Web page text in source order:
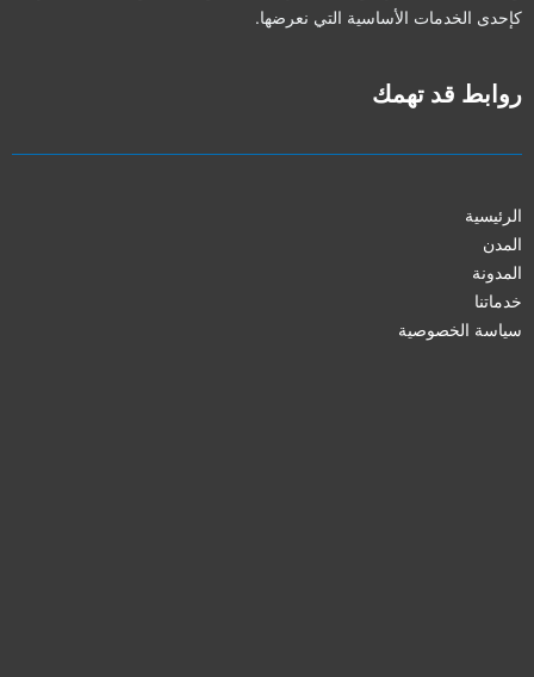
كإحدى الخدمات الأساسية التي نعرضها.
روابط قد تهمك
الرئيسية
المدن
المدونة
خدماتنا
سياسة الخصوصية